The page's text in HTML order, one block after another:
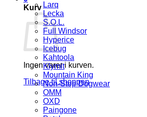
Kurv
Ingen varer i kurven.
Tilbage til shoppen
Larq
Lecka
S.O.L.
Full Windsor
Hyperice
Icebug
Kahtoola
Klymit
Mountain King
Non-Stop Dogwear
OMM
OXD
Paingone